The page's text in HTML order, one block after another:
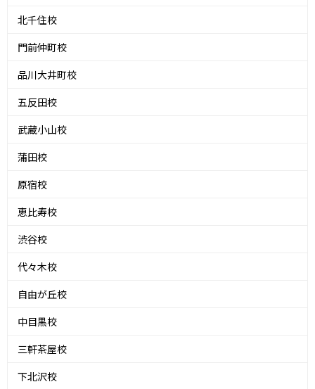
北千住校
門前仲町校
品川大井町校
五反田校
武蔵小山校
蒲田校
原宿校
恵比寿校
渋谷校
代々木校
自由が丘校
中目黒校
三軒茶屋校
下北沢校